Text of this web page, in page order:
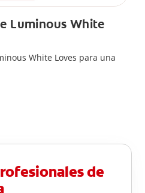
Luminous White
White Loves para una
de